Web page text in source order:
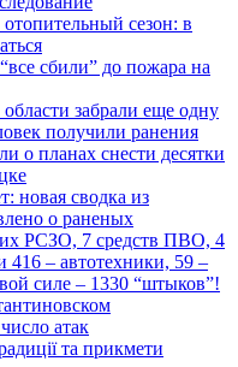
сезон: в
сбили” до пожара на
забрали еще одну
получили ранения
о планах снести десятки
новая сводка из
о раненых
РСЗО, 7 средств ПВО, 4
416 – автотехники, 59 –
силе – 1330 “штыков”!
атак
та прикмети